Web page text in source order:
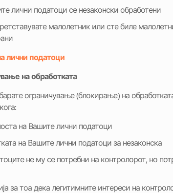
лични податоци се незаконски обработени
малолетник или сте биле
лични податоци
на обработката
ограничување (блокирање) на
на Вашите лични податоци
на Вашите лични податоци за незаконска
не му се потребни на контролорот, но
за тоа дека легитимните интереси на